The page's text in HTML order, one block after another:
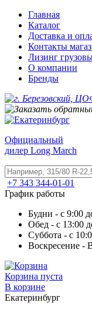
Главная
Каталог
Доставка и
Контакты
Лизинг
О компании
Бренды
Официальный
дилер Long March
+7 343 344-01-01
График работы
Будни - с 9:00
Обед - с 13:00
Суббота - с
Воскресение -
Корзина пуста
В корзине
Екатеринбург